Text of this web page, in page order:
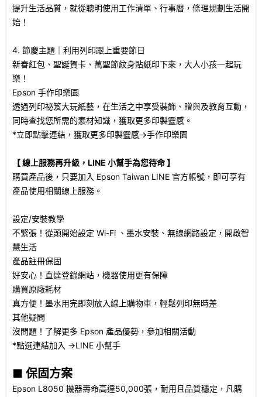
提升生活品質，就從聰明使用工作清單、行事曆，條理規劃生活開
始！
4. 節慶主題｜利用列印跟上重要節日
新春紅包、聖誕賀卡、萬聖節紋身貼紙印下來，大人小孩一起玩
樂！
Epson 手作印樂園
透過列印祕笈大玩紙藝，在生活之中享受裝飾、贈與及教育互動，
同時查找您所需的素材知識，獲取更多印製靈感。
*立即點擊連結，獲取更多印製靈感→手作印樂園
【 線上服務再升級，LINE 小幫手為您待命 】
購買產品後，只要加入 Epson Taiwan LINE 官方帳號，即可享有
產品使用相關線上服務。
設定/安裝教學
不緊張！從頭開始設定 Wi-Fi 、墨水安裝、無線網路設定，開啟智
慧生活
產品註冊保固
好安心！直達登錄網站，機器使用更有保障
購買原廠耗材
真方便！墨水用完即刻放入線上購物車，輕鬆列印無時差
其他疑問
沒問題！了解更多 Epson 產品優勢，參加相關活動
*點選連結加入 →LINE 小幫手
■ 保固方案
Epson L8050 機器壽命高達50,000張，耐用且品質穩定，凡購